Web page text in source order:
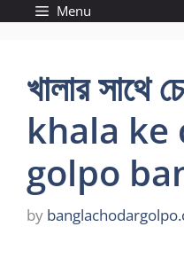
Menu
খালার সাথে
khala ke
golpo
by